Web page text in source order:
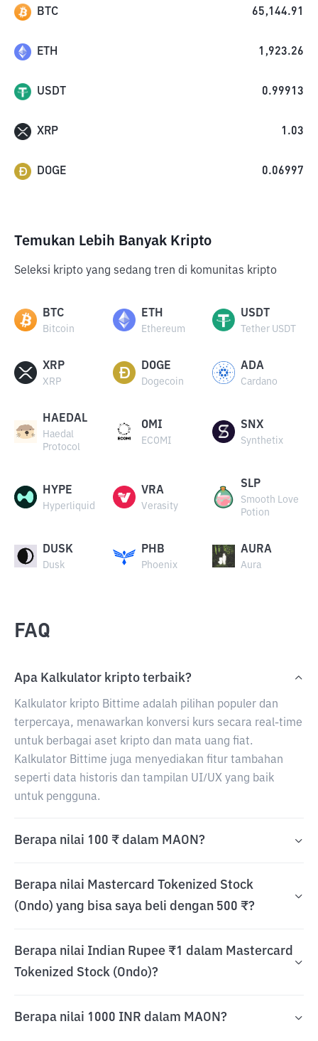
BTC 65,144.91
ETH 1,923.26
USDT 0.99913
XRP 1.03
DOGE 0.06997
Temukan Lebih Banyak Kripto
Seleksi kripto yang sedang tren di komunitas kripto
BTC
Bitcoin
ETH
Ethereum
USDT
Tether USDT
XRP
XRP
DOGE
Dogecoin
ADA
Cardano
HAEDAL
Haedal
Protocol
OMI
ECOMI
SNX
Synthetix
HYPE
Hyperliquid
VRA
Verasity
SLP
Smooth Love
Potion
DUSK
Dusk
PHB
Phoenix
AURA
Aura
FAQ
Apa Kalkulator kripto terbaik?
Kalkulator kripto Bittime adalah pilihan populer dan
terpercaya, menawarkan konversi kurs secara real-time
untuk berbagai aset kripto dan mata uang fiat.
Kalkulator Bittime juga menyediakan fitur tambahan
seperti data historis dan tampilan UI/UX yang baik
untuk pengguna.
Berapa nilai 100 ₹ dalam MAON?
Berapa nilai Mastercard Tokenized Stock
(Ondo) yang bisa saya beli dengan 500 ₹?
Berapa nilai Indian Rupee ₹1 dalam Mastercard
Tokenized Stock (Ondo)?
Berapa nilai 1000 INR dalam MAON?